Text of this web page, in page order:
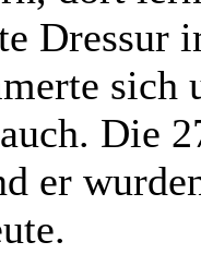
Dressur
Die
er